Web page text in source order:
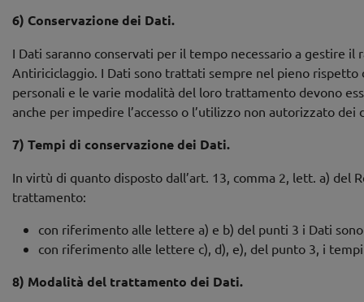
6) Conservazione dei Dati.
I Dati saranno conservati per il tempo necessario a gestire
Antiriciclaggio. I Dati sono trattati sempre nel pieno
personali e le varie modalità del loro trattamento devono
anche per impedire l’accesso o l’utilizzo non autorizzato
7) Tempi di conservazione dei Dati.
In virtù di quanto disposto dall’art. 13, comma 2, lett. a)
trattamento:
con riferimento alle lettere a) e b) del punti 3 i Dati
con riferimento alle lettere c), d), e), del punto 3, i
8) Modalità del trattamento dei Dati.